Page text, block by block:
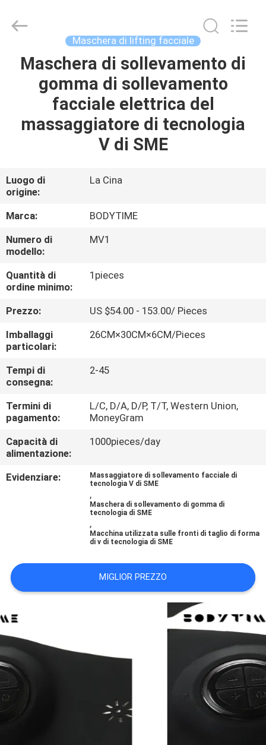
CASA
PRODOTTI
GIRO
DELLA
FABBRICA
CONTROLLO
DI
QUALITÀ
CONTATTICI
NOTIZIA
CASI
DEL
SITO
PRIVACY
POLICY
Fumao
Technology
Reserved.
Maschera di lifting facciale
Maschera di sollevamento di
gomma di sollevamento
facciale elettrica del
massaggiatore di tecnologia
V di SME
Luogo di
origine:
La Cina
Marca:
BODYTIME
Numero di
modello:
MV1
Quantità di
ordine minimo:
1pieces
Prezzo:
US $54.00 - 153.00/ Pieces
Imballaggi
particolari:
26CM×30CM×6CM/Pieces
Tempi di
consegna:
2-45
Termini di
pagamento:
L/C, D/A, D/P, T/T, Western Union,
MoneyGram
Capacità di
alimentazione:
1000pieces/day
Evidenziare:
Massaggiatore di sollevamento facciale di
tecnologia V di SME
,
Maschera di sollevamento di gomma di
tecnologia di SME
,
Macchina utilizzata sulle fronti di taglio di forma
di v di tecnologia di SME
MIGLIOR PREZZO